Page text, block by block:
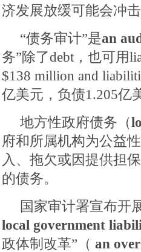
济发展放缓可能会冲
“债务审计”是an
务”除了debt，也可用
$138 million and
亿美元，负债1.205亿
地方性政府债务（
府和所属机构为公益
入、拖欠或因提供担
的债务。
国家审计署宣布开
local government
政体制改革”（ an